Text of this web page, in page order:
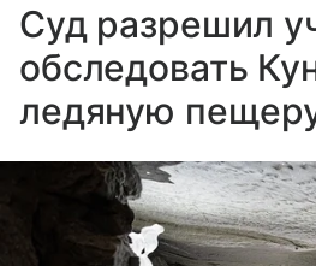
Суд разрешил
обследовать
ледяную